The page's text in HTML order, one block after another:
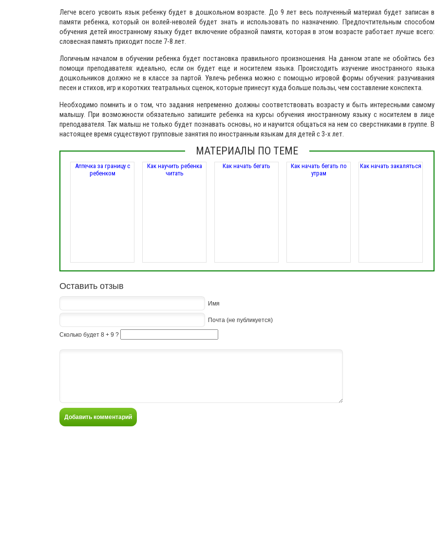
Легче всего усвоить язык ребенку будет в дошкольном возрасте. До 9 лет весь полученный материал будет записан в
памяти ребенка, который он волей-неволей будет знать и использовать по назначению. Предпочтительным способом
обучения детей иностранному языку будет включение образной памяти, которая в этом возрасте работает лучше всего:
словесная память приходит после 7-8 лет.
Логичным началом в обучении ребенка будет постановка правильного произношения. На данном этапе не обойтись без
помощи преподавателя: идеально, если он будет еще и носителем языка. Происходить изучение иностранного языка
дошкольников должно не в классе за партой. Увлечь ребенка можно с помощью игровой формы обучения: разучивания
песен и стихов, игр и коротких театральных сценок, которые принесут куда больше пользы, чем составление конспекта.
Необходимо помнить и о том, что задания непременно должны соответствовать возрасту и быть интересными самому
малышу. При возможности обязательно запишите ребенка на курсы обучения иностранному языку с носителем в лице
преподавателя. Так малыш не только будет познавать основы, но и научится общаться на нем со сверстниками в группе. В
настоящее время существуют групповые занятия по иностранным языкам для детей с 3-х лет.
МАТЕРИАЛЫ ПО ТЕМЕ
Аптечка за границу с
ребенком
Как научить ребенка
читать
Как начать бегать
Как начать бегать по
утрам
Как начать закаляться
Оставить отзыв
Имя
Почта (не публикуется)
Сколько будет 8 + 9 ?